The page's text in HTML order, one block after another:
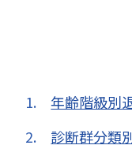
年齢階級別
診断群分類